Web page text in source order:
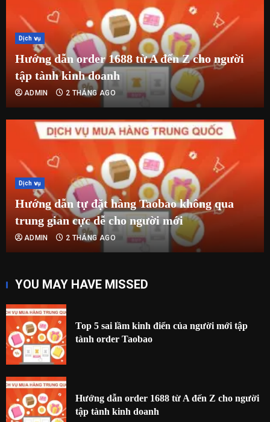
Dịch vụ
Hướng dẫn order 1688 từ A đến Z cho người
tập tành kinh doanh
ADMIN 2 THÁNG AGO
Dịch vụ
Hướng dẫn tự đặt hàng Taobao không qua
trung gian cực dễ cho người mới
ADMIN 2 THÁNG AGO
YOU MAY HAVE MISSED
Top 5 sai lầm kinh điển của người mới tập
tành order Taobao
Hướng dẫn order 1688 từ A đến Z cho người
tập tành kinh doanh